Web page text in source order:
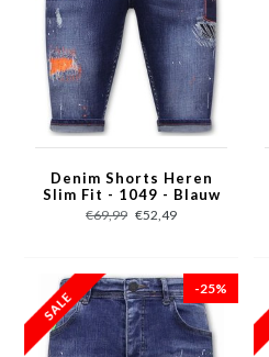
Denim Shorts Heren
Slim Fit - 1049 - Blauw
€69,99 €52,49
-25%